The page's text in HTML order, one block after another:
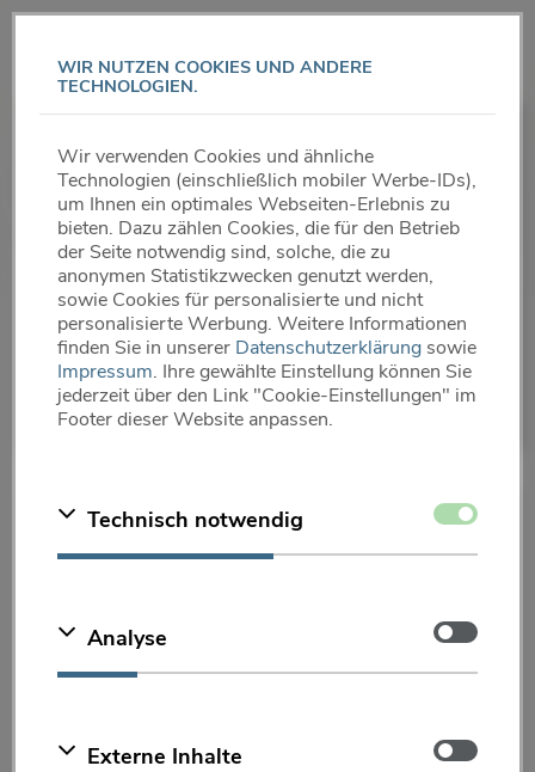
Direkt
Inhalt
AKTUELLES
QUIRIS Healthcare
Hier finden Sie aktuelle Nachrichten über
unser Unternehmen und Engagement
sowie die neuesten Meldungen aus der
Gesundheitsbranche. So sind Sie stets
bestens informiert!
ELASTEN auf der IMCAS 2026 in
Paris
WIR NUTZEN COOKIES UND ANDERE
TECHNOLOGIEN.
Wir verwenden Cookies und ähnliche
Technologien (einschließlich mobiler Werbe-IDs),
um Ihnen ein optimales Webseiten-Erlebnis zu
bieten. Dazu zählen Cookies, die für den Betrieb
der Seite notwendig sind, solche, die zu
anonymen Statistikzwecken genutzt werden,
sowie Cookies für personalisierte und nicht
personalisierte Werbung. Weitere Informationen
finden Sie in unserer Datenschutzerklärung sowie
Impressum. Ihre gewählte Einstellung können Sie
jederzeit über den Link "Cookie-Einstellungen" im
Footer dieser Website anpassen.
Technisch notwendig
Zustimmen
Analyse
Zustimmen
Externe Inhalte
Zustimmen